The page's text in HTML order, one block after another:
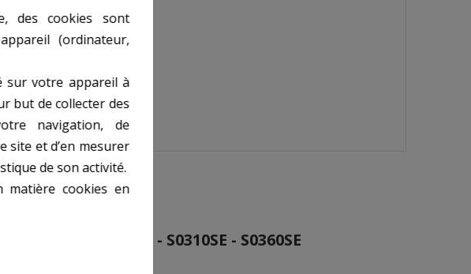
- S0244-S0246 - S0310SE - S0360SE
des cookies sont
(ordinateur,
sur votre appareil à
but de collecter des
navigation, de
et d’en mesurer
de son activité.
matière cookies en